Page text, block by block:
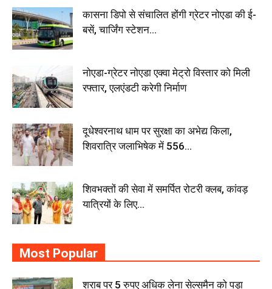
कासना डिपो से संचालित होंगी ग्रेटर नोएडा की ई-
बसें, चार्जिंग स्टेशन...
नोएडा-ग्रेटर नोएडा एक्वा मेट्रो विस्तार को मिली
रफ्तार, एलएंडटी करेगी निर्माण
दूधेश्वरनाथ धाम पर सुरक्षा का अभेद्य किला,
शिवरात्रि जलाभिषेक में 556...
शिवभक्तों की सेवा में समर्पित रोटरी क्लब, कांवड़
यात्रियों के लिए...
Most Popular
शराब पर 5 रुपए अधिक लेना सेल्समैन को पड़ा